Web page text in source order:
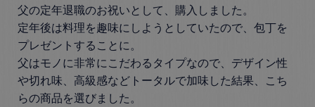
父の定年退職のお祝いとして、購入しました。
定年後は料理を趣味にしようとしていたので、包丁を
プレゼントすることに。
父はモノに非常にこだわるタイプなので、デザイン性
や切れ味、高級感などトータルで加味した結果、こち
らの商品を選びました。